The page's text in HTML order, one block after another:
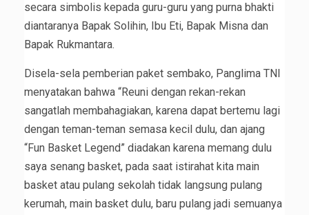
secara simbolis kepada guru-guru yang purna bhakti
diantaranya Bapak Solihin, Ibu Eti, Bapak Misna dan
Bapak Rukmantara.
Disela-sela pemberian paket sembako, Panglima TNI
menyatakan bahwa “Reuni dengan rekan-rekan
sangatlah membahagiakan, karena dapat bertemu lagi
dengan teman-teman semasa kecil dulu, dan ajang
“Fun Basket Legend” diadakan karena memang dulu
saya senang basket, pada saat istirahat kita main
basket atau pulang sekolah tidak langsung pulang
kerumah, main basket dulu, baru pulang jadi semuanya